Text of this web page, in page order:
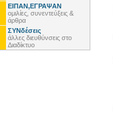
ΕΙΠΑΝ,ΕΓΡΑΨΑΝ
ομιλίες, συνεντεύξεις &
άρθρα
ΣΥΝδέσεις
άλλες διευθύνσεις στο
Διαδίκτυο